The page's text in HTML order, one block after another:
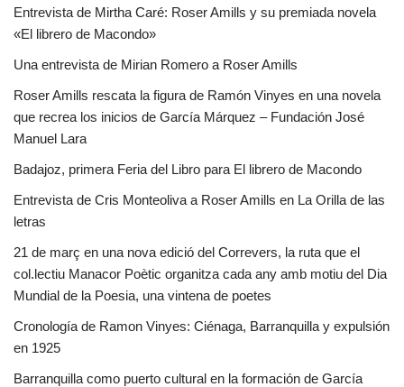
Entrevista de Mirtha Caré: Roser Amills y su premiada novela
«El librero de Macondo»
Una entrevista de Mirian Romero a Roser Amills
Roser Amills rescata la figura de Ramón Vinyes en una novela
que recrea los inicios de García Márquez – Fundación José
Manuel Lara
Badajoz, primera Feria del Libro para El librero de Macondo
Entrevista de Cris Monteoliva a Roser Amills en La Orilla de las
letras
21 de març en una nova edició del Correvers, la ruta que el
col.lectiu Manacor Poètic organitza cada any amb motiu del Dia
Mundial de la Poesia, una vintena de poetes
Cronología de Ramon Vinyes: Ciénaga, Barranquilla y expulsión
en 1925
Barranquilla como puerto cultural en la formación de García